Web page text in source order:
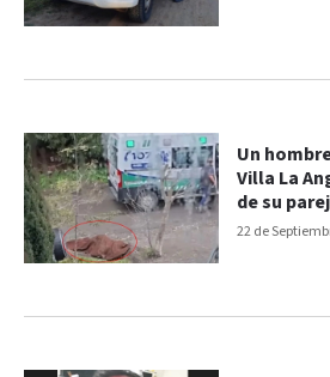
22 de
Un
Villa La
de su